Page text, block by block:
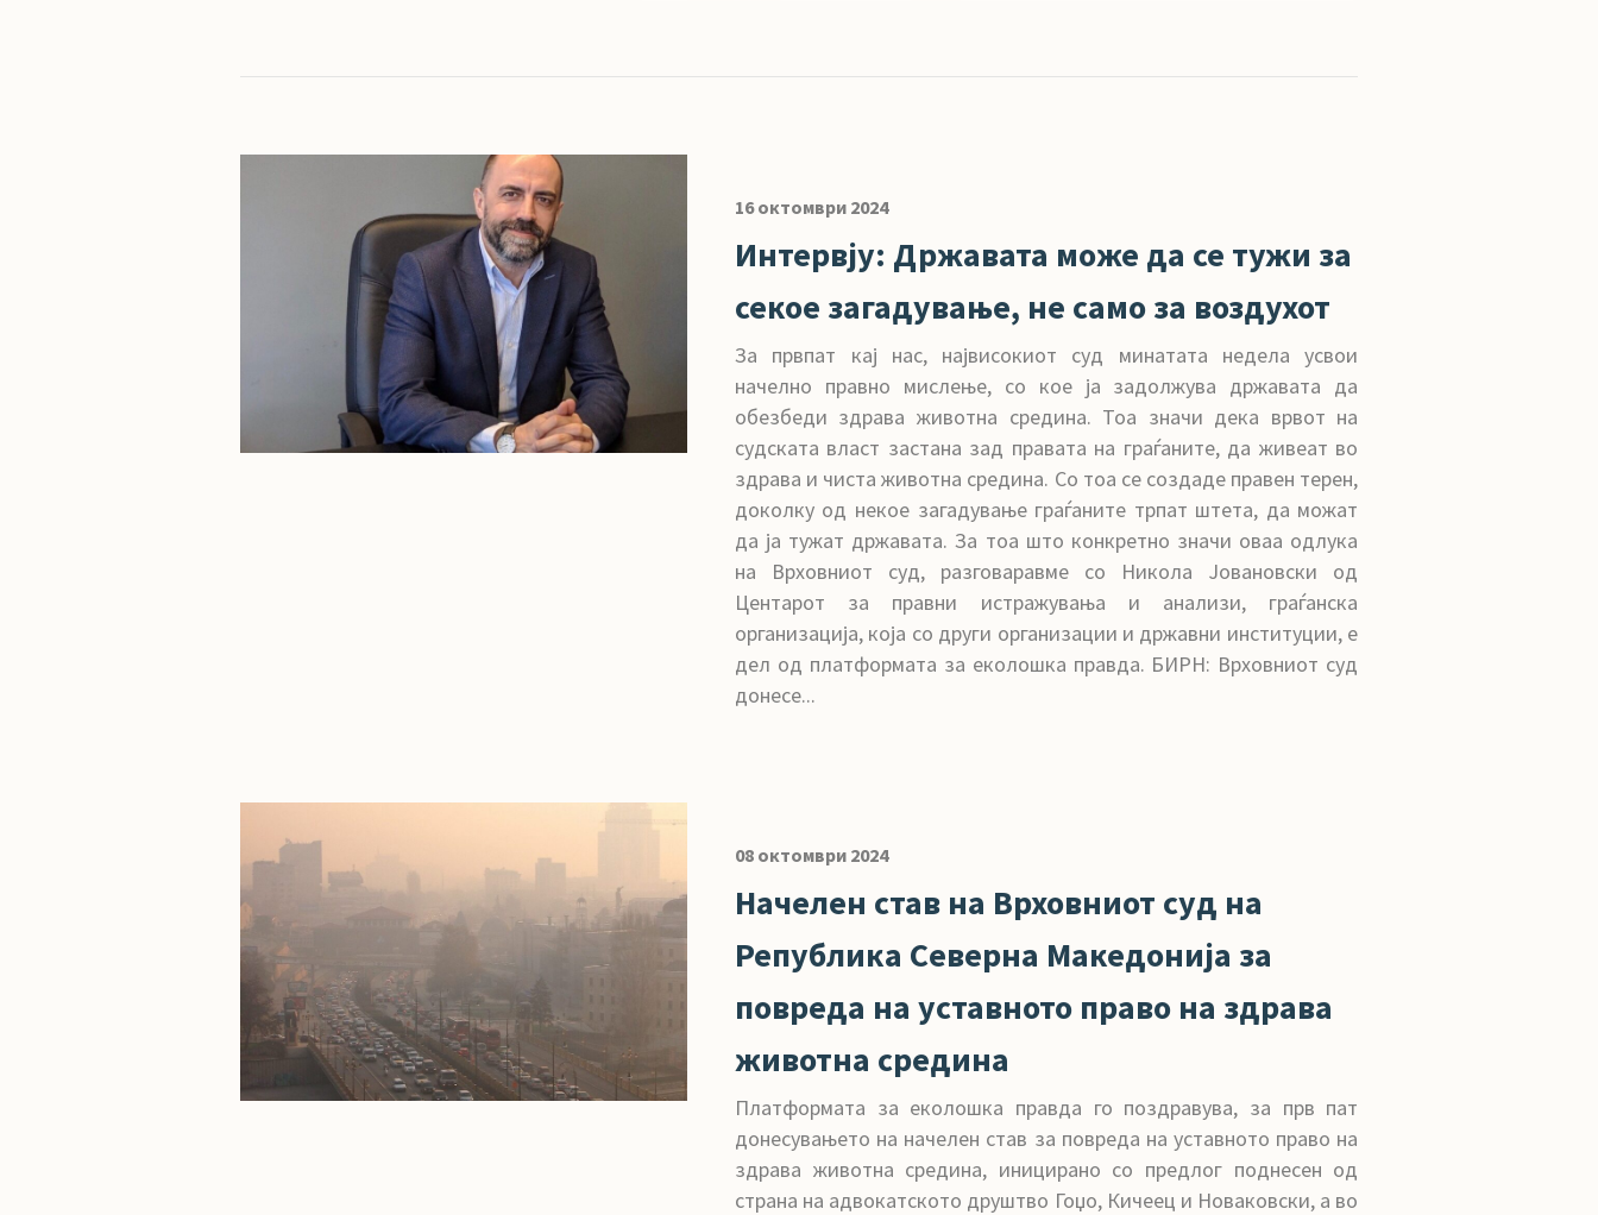
16 октомври 2024
Интервју: Државата може да се тужи за
секое загадување, не само за воздухот
За првпат кај нас, највисокиот суд минатата недела усвои
начелно правно мислење, со кое ја задолжува државата да
обезбеди здрава животна средина. Тоа значи дека врвот на
судската власт застана зад правата на граѓаните, да живеат во
здрава и чиста животна средина. Со тоа се создаде правен терен,
доколку од некое загадување граѓаните трпат штета, да можат
да ја тужат државата. За тоа што конкретно значи оваа одлука
на Врховниот суд, разговаравме со Никола Јовановски од
Центарот за правни истражувања и анализи, граѓанска
организација, која со други организации и државни институции, е
дел од платформата за еколошка правда. БИРН: Врховниот суд
донесе...
08 октомври 2024
Начелен став на Врховниот суд на
Република Северна Македонија за
повреда на уставното право на здрава
животна средина
Платформата за еколошка правда го поздравува, за прв пат
донесувањето на начелен став за повреда на уставното право на
здрава животна средина, иницирано со предлог поднесен од
страна на адвокатското друштво Гоџо, Кичеец и Новаковски, а во